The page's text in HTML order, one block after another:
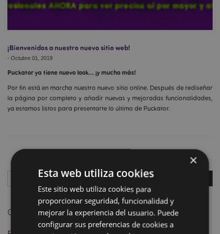
¡Bienvenidos a nuestro nuevo sitio web!
- Octubre 01, 2019
Puckator ya tiene nuevo look… ¡y mucho más!
Por fin está en marcha nuestro nuevo sitio online. Después de rediseñar
la página por completo y añadir nuevas y mejoradas funcionalidades,
ya estamos listos para presentarte lo último de Puckator.
Categorías
×
Esta web utiliza cookies
Este sitio web utiliza cookies para
proporcionar seguridad, funcionalidad y
mejorar la experiencia del usuario. Puede
configurar sus preferencias de cookies a